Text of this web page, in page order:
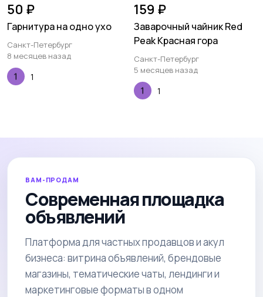
50 ₽
Гарнитура на одно ухо
Санкт-Петербург
8 месяцев назад
1
159 ₽
Заварочный чайник Red
Peak Красная гора
Санкт-Петербург
5 месяцев назад
1
ВАМ-ПРОДАМ
Современная площадка
объявлений
Платформа для частных продавцов и акул
бизнеса: витрина объявлений, брендовые
магазины, тематические чаты, лендинги и
маркетинговые форматы в одном